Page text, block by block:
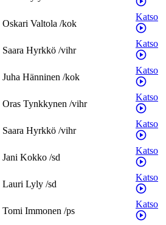
Oskari Valtola /kok
Katso
Saara Hyrkkö /vihr
Katso
Juha Hänninen /kok
Katso
Oras Tynkkynen /vihr
Katso
Saara Hyrkkö /vihr
Katso
Jani Kokko /sd
Katso
Lauri Lyly /sd
Katso
Tomi Immonen /ps
Katso